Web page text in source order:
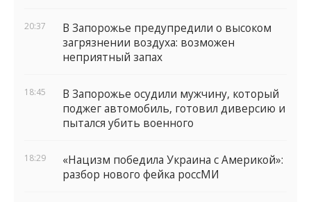
20:37
В Запорожье предупредили о высоком
загрязнении воздуха: возможен
неприятный запах
18:45
В Запорожье осудили мужчину, который
поджег автомобиль, готовил диверсию и
пытался убить военного
18:29
«Нацизм победила Украина с Америкой»:
разбор нового фейка россМИ